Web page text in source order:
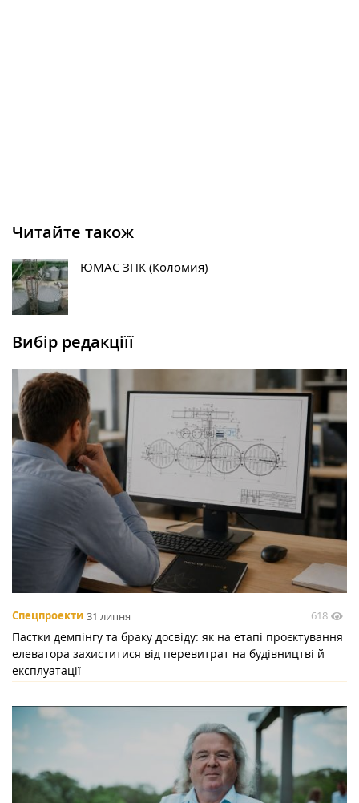
Читайте також
ЮМАС ЗПК (Коломия)
Вибір редакціїї
Спецпроекти 31 липня 618
Пастки демпінгу та браку досвіду: як на етапі проєктування
елеватора захиститися від перевитрат на будівництві й
експлуатації